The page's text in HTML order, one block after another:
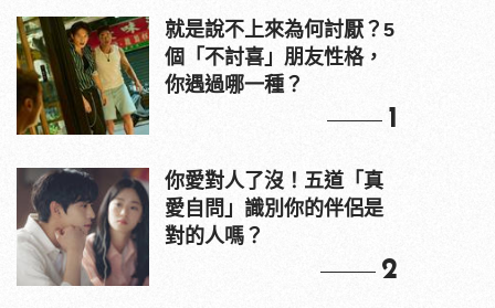
就是說不上來為何討厭？5
個「不討喜」朋友性格，
你遇過哪一種？
1
你愛對人了沒！五道「真
愛自問」識別你的伴侶是
對的人嗎？
2